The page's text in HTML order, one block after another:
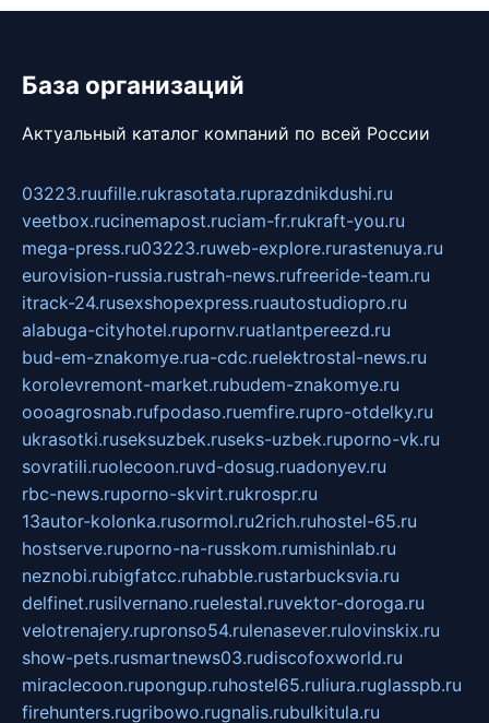
База организаций
Актуальный каталог компаний по всей России
03223.ruufille.rukrasotata.ruprazdnikdushi.ru
veetbox.rucinemapost.ruciam-fr.rukraft-you.ru
mega-press.ru03223.ruweb-explore.rurastenuya.ru
eurovision-russia.rustrah-news.rufreeride-team.ru
itrack-24.rusexshopexpress.ruautostudiopro.ru
alabuga-cityhotel.rupornv.ruatlantpereezd.ru
bud-em-znakomye.rua-cdc.ruelektrostal-news.ru
korolevremont-market.rubudem-znakomye.ru
oooagrosnab.rufpodaso.ruemfire.rupro-otdelky.ru
ukrasotki.ruseksuzbek.ruseks-uzbek.ruporno-vk.ru
sovratili.ruolecoon.ruvd-dosug.ruadonyev.ru
rbc-news.ruporno-skvirt.rukrospr.ru
13autor-kolonka.rusormol.ru2rich.ruhostel-65.ru
hostserve.ruporno-na-russkom.rumishinlab.ru
neznobi.rubigfatcc.ruhabble.rustarbucksvia.ru
delfinet.rusilvernano.ruelestal.ruvektor-doroga.ru
velotrenajery.rupronso54.rulenasever.rulovinskix.ru
show-pets.rusmartnews03.rudiscofoxworld.ru
miraclecoon.rupongup.ruhostel65.ruliura.ruglasspb.ru
firehunters.rugribowo.rugnalis.rubulkitula.ru